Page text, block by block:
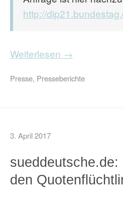
http://
Weiterlesen →
Presse, Presseberichte
3. April 2017
den